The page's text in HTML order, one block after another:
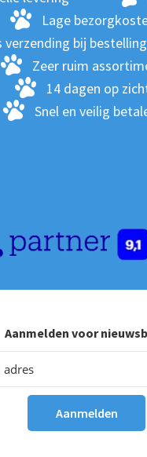
Lage
verzending bij
Zeer ruim
14 dagen op
Snel en veilig
Aanmelden voor